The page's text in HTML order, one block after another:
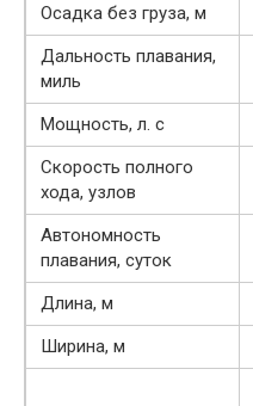
Осадка без груза, м
Дальность плавания,
миль
Мощность, л. с
Скорость полного
хода, узлов
Автономность
плавания, суток
Длина, м
Ширина, м